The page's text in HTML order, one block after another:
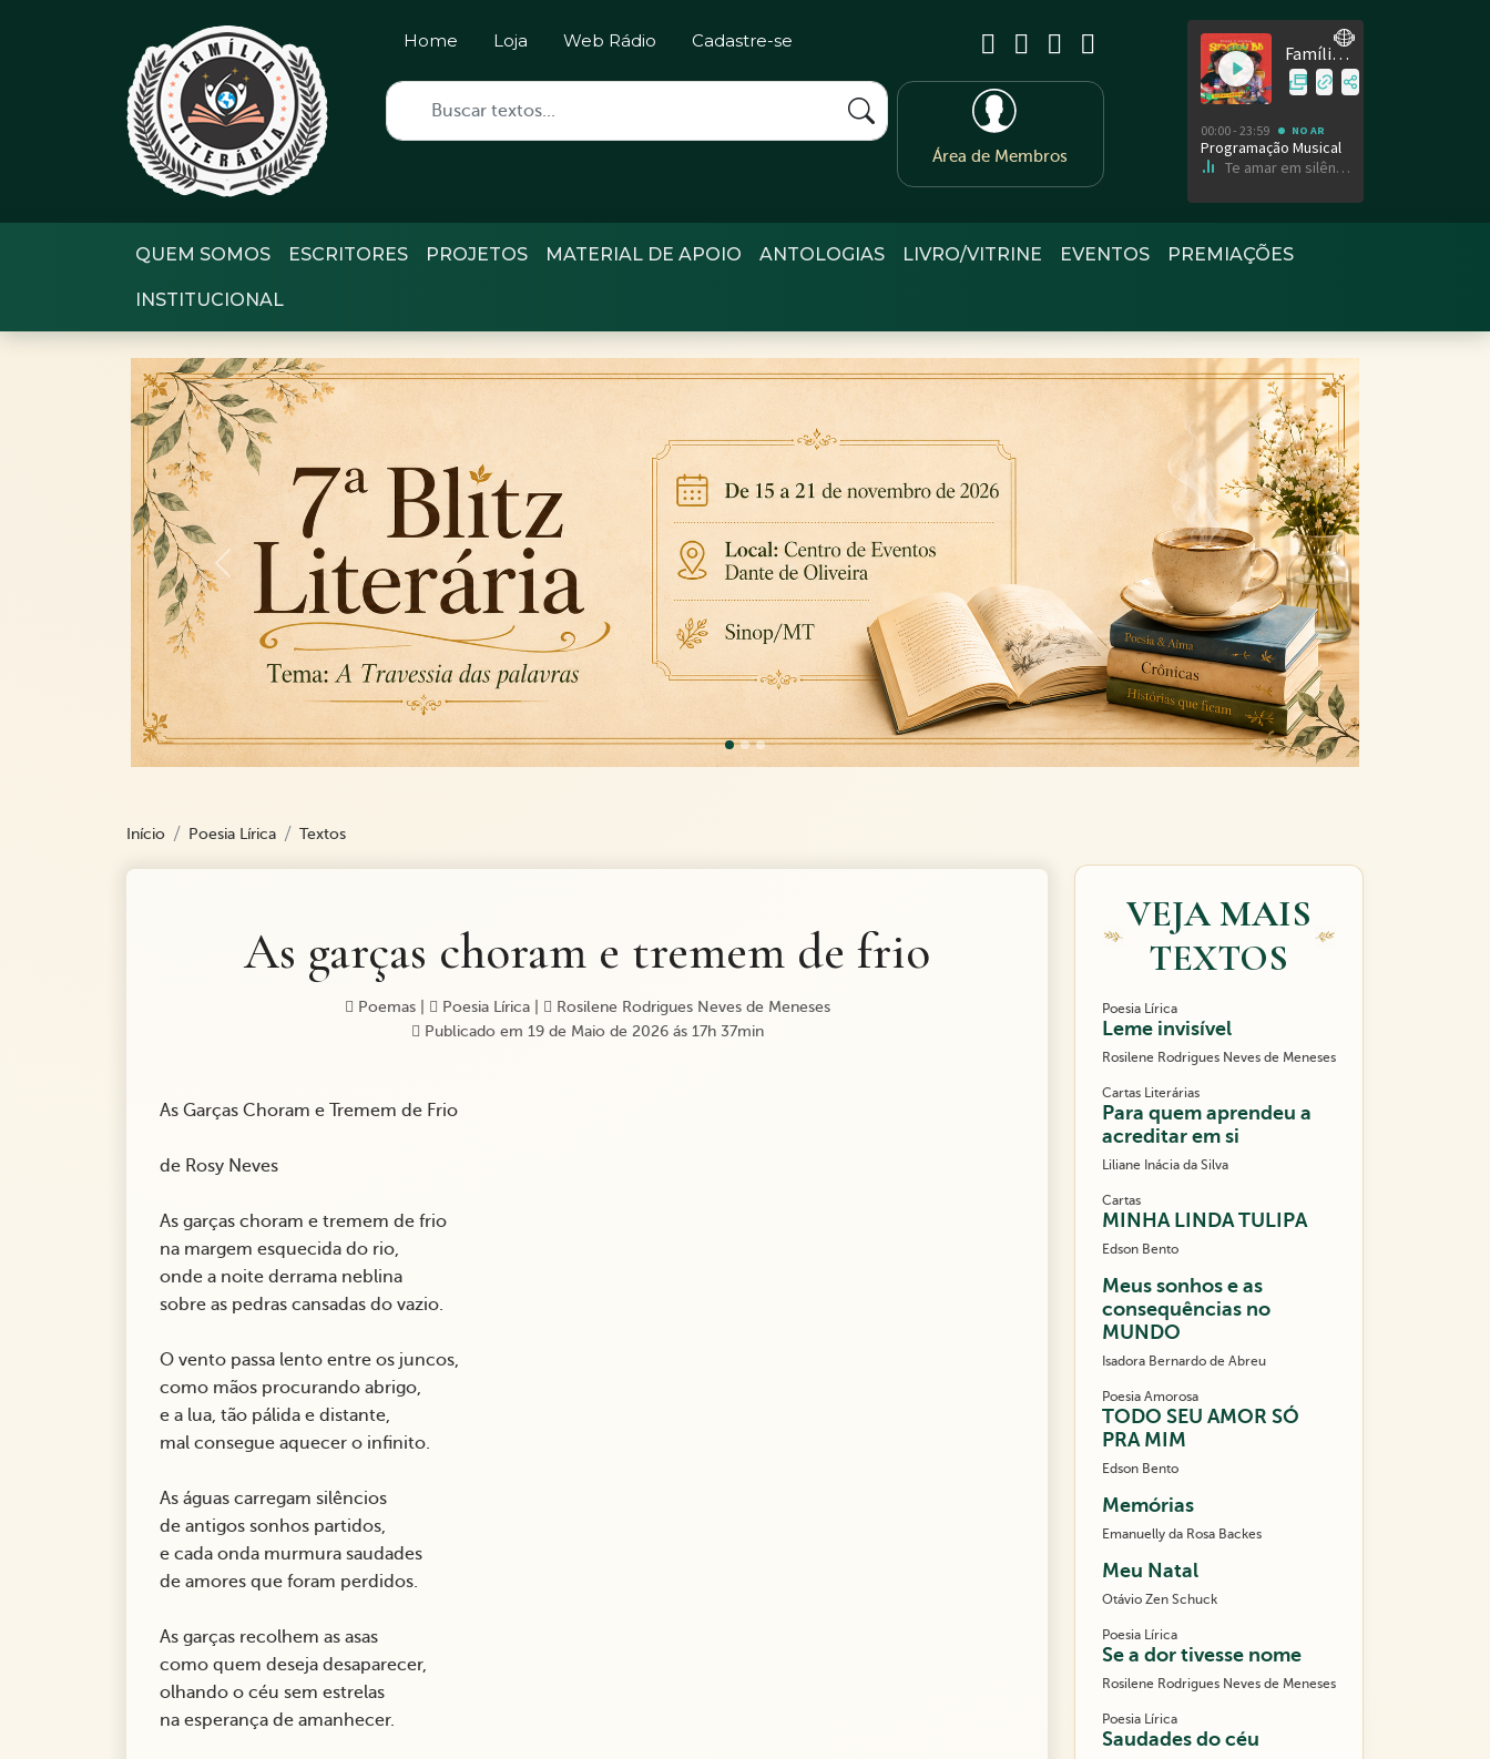
Home Loja Web Rádio Cadastre-se
Área de Membros
QUEM SOMOS ESCRITORES PROJETOS MATERIAL DE APOIO ANTOLOGIAS LIVRO/VITRINE EVENTOS PREMIAÇÕES
INSTITUCIONAL
Previous Next
Início Poesia Lírica Textos
As garças choram e tremem de frio
Poemas| Poesia Lírica
Rosilene Rodrigues Neves de Meneses
Publicado em 19 de Maio de 2026 ás 17h 37min
As Garças Choram e Tremem de Frio
de Rosy Neves
As garças choram e tremem de frio
na margem esquecida do rio,
onde a noite derrama neblina
sobre as pedras cansadas do vazio.
O vento passa lento entre os juncos,
como mãos procurando abrigo,
e a lua, tão pálida e distante,
mal consegue aquecer o infinito.
As águas carregam silêncios
de antigos sonhos partidos,
e cada onda murmura saudades
de amores que foram perdidos.
As garças recolhem as asas
como quem deseja desaparecer,
olhando o céu sem estrelas
na esperança de amanhecer.
VEJA MAIS
TEXTOS
Poesia Lírica
Leme invisível
Rosilene Rodrigues Neves de Meneses
Cartas Literárias
Para quem aprendeu a
acreditar em si
Liliane Inácia da Silva
Cartas
MINHA LINDA TULIPA
Edson Bento
Meus sonhos e as
consequências no
MUNDO
Isadora Bernardo de Abreu
Poesia Amorosa
TODO SEU AMOR SÓ
PRA MIM
Edson Bento
Memórias
Emanuelly da Rosa Backes
Meu Natal
Otávio Zen Schuck
Poesia Lírica
Se a dor tivesse nome
Rosilene Rodrigues Neves de Meneses
Poesia Lírica
Saudades do céu